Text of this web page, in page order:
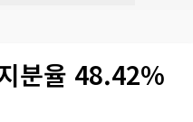
분율 48.42%